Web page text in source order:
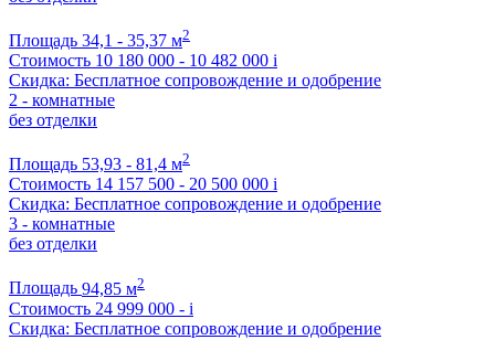
Площадь 34,1 - 35,37 м2
Стоимость 10 180 000 - 10 482 000 i
Скидка: Бесплатное сопровождение и одобрение
2 - комнатные
без отделки
Площадь 53,93 - 81,4 м2
Стоимость 14 157 500 - 20 500 000 i
Скидка: Бесплатное сопровождение и одобрение
3 - комнатные
без отделки
Площадь 94,85 м2
Стоимость 24 999 000 - i
Скидка: Бесплатное сопровождение и одобрение